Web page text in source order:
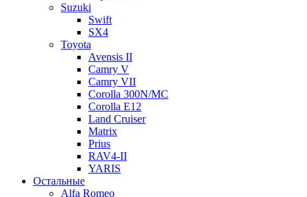
Suzuki
Swift
SX4
Toyota
Avensis II
Camry V
Camry VII
Corolla 300N/MC
Corolla E12
Land Cruiser
Matrix
Prius
RAV4-II
YARIS
Остальные
Alfa Romeo